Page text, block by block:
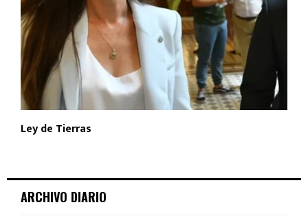
Ley de Tierras
ARCHIVO DIARIO